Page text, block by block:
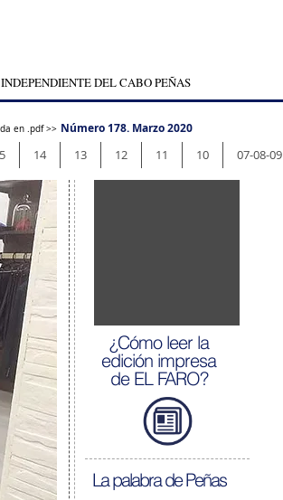
DEL CABO PEÑAS
en .pdf >> Número 178. Marzo 2020
¿Cómo leer la
edición impresa
de EL FARO?
La palabra de Peñas
14 13 12 11 10 07-08-09